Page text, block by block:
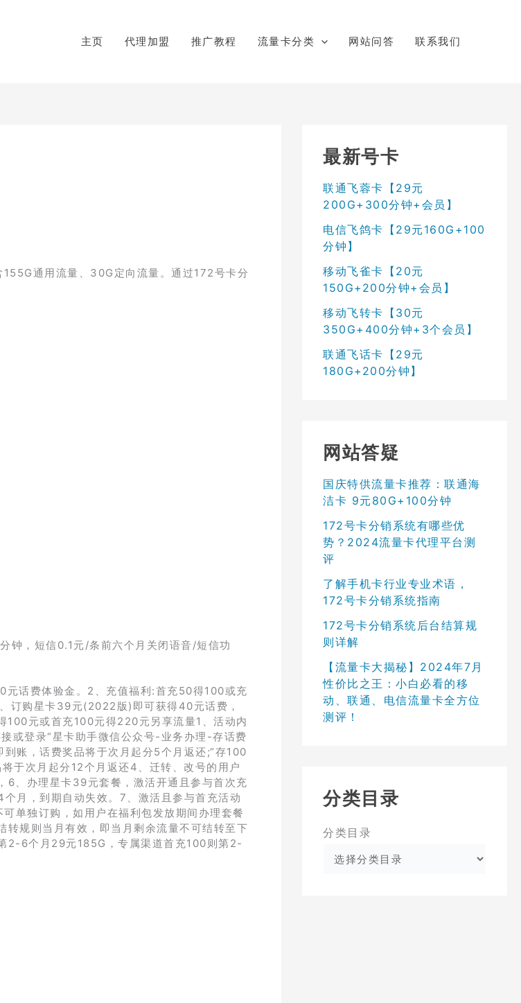
主页 代理加盟 推广教程 流量卡分类 网站问答 联系我们
通用流量、30G定向流量。通过172号卡分
，短信0.1元/条前六个月关闭语音/短信功
话费体验金。2、充值福利:首充50得100或充
订购星卡39元(2022版)即可获得40元话费，
100元或首充100元得220元另享流量1、活动内
或登录“星卡助手微信公众号-业务办理-存话费
账，话费奖品将于次月起分5个月返还;“存100
于次月起分12个月返还4、迁转、改号的用户
6、办理星卡39元套餐，激活开通且参与首次充
月，到期自动失效。7、激活且参与首充活动
单独订购，如用户在福利包发放期间办理套餐
规则当月有效，即当月剩余流量不可结转至下
2-6个月29元185G，专属渠道首充100则第2-
最新号卡
联通飞蓉卡【29元
200G+300分钟+会员】
电信飞鸽卡【29元160G+100
分钟】
移动飞雀卡【20元
150G+200分钟+会员】
移动飞转卡【30元
350G+400分钟+3个会员】
联通飞话卡【29元
180G+200分钟】
网站答疑
国庆特供流量卡推荐：联通海
洁卡 9元80G+100分钟
172号卡分销系统有哪些优
势？2024流量卡代理平台测
评
了解手机卡行业专业术语，
172号卡分销系统指南
172号卡分销系统后台结算规
则详解
【流量卡大揭秘】2024年7月
性价比之王：小白必看的移
动、联通、电信流量卡全方位
测评！
分类目录
分类目录